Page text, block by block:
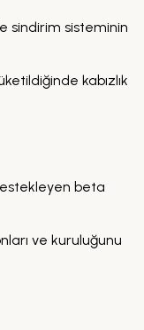
sindirim sisteminin
kabızlık
destekleyen beta
ve kuruluğunu